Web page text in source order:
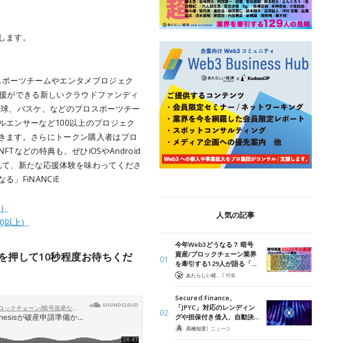
す。
ーツチームやエンタメプロジェク
ができる新しいクラウドファンディ
、バスケ、などのプロスポーツチー
エンサーなど100以上のプロジェク
ます。さらにトークン購入者はプロ
などの特典も。ぜひiOSやAndroid
、新たな応援体験を味わってくださ
る」FiNANCiE
上）
押して10秒程度お待ちくだ
人気の記事
今年Web3どうなる？ 暗号
資産/ブロックチェーン業界
を牽引する129人が語る「…
| 特集
Secured Finance、
「JPYC」対応のレンディン
グや担保付き借入、自動決…
髙橋知里 | ニュース